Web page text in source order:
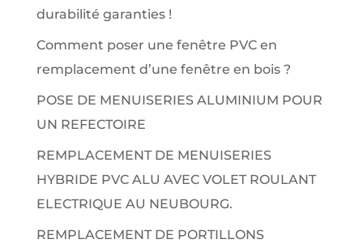
durabilité garanties !
Comment poser une fenêtre PVC en
remplacement d’une fenêtre en bois ?
POSE DE MENUISERIES ALUMINIUM POUR
UN REFECTOIRE
REMPLACEMENT DE MENUISERIES
HYBRIDE PVC ALU AVEC VOLET ROULANT
ELECTRIQUE AU NEUBOURG.
REMPLACEMENT DE PORTILLONS